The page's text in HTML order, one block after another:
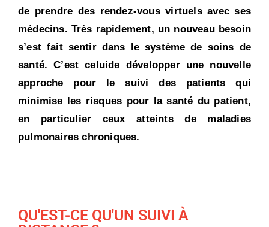
de prendre des rendez-vous virtuels avec ses
médecins. Très rapidement, un nouveau besoin
s’est fait sentir dans le système de soins de
santé. C’est celuide développer une nouvelle
approche pour le suivi des patients qui
minimise les risques pour la santé du patient,
en particulier ceux atteints de maladies
pulmonaires chroniques.
QU'EST-CE QU'UN SUIVI À